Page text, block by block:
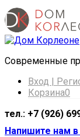
Cовременные
Вход |
Корзина0
тел.: +7 (926)
Напишите нам в